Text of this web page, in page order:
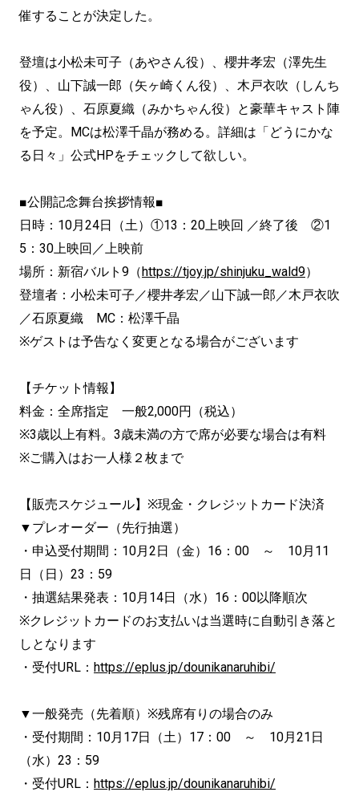
催することが決定した。
登壇は小松未可子（あやさん役）、櫻井孝宏（澤先生
役）、山下誠一郎（矢ヶ崎くん役）、木戸衣吹（しんち
ゃん役）、石原夏織（みかちゃん役）と豪華キャスト陣
を予定。MCは松澤千晶が務める。詳細は「どうにかな
る日々」公式HPをチェックして欲しい。
■公開記念舞台挨拶情報■
日時：10月24日（土）①13：20上映回 ／終了後 ②1
5：30上映回／上映前
場所：新宿バルト9（https://tjoy.jp/shinjuku_wald9）
登壇者：小松未可子／櫻井孝宏／山下誠一郎／木戸衣吹
／石原夏織 MC：松澤千晶
※ゲストは予告なく変更となる場合がございます
【チケット情報】
料金：全席指定 一般2,000円（税込）
※3歳以上有料。3歳未満の方で席が必要な場合は有料
※ご購入はお一人様２枚まで
【販売スケジュール】※現金・クレジットカード決済
▼プレオーダー（先行抽選）
・申込受付期間：10月2日（金）16：00 ～ 10月11
日（日）23：59
・抽選結果発表：10月14日（水）16：00以降順次
※クレジットカードのお支払いは当選時に自動引き落と
しとなります
・受付URL： https://eplus.jp/dounikanaruhibi/
▼一般発売（先着順）※残席有りの場合のみ
・受付期間：10月17日（土）17：00 ～ 10月21日
（水）23：59
・受付URL： https://eplus.jp/dounikanaruhibi/